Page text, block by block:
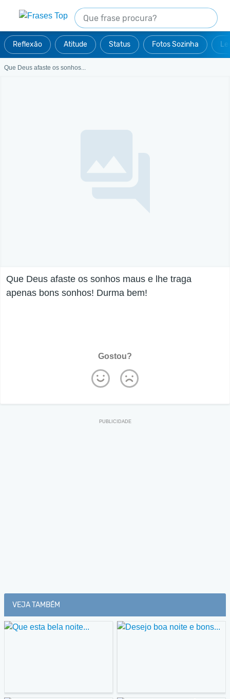
Reflexão Atitude Status Fotos Sozinha
Que Deus afaste os sonhos...
Que Deus afaste os sonhos maus e lhe traga
apenas bons sonhos! Durma bem!
Gostou?
VEJA TAMBÉM